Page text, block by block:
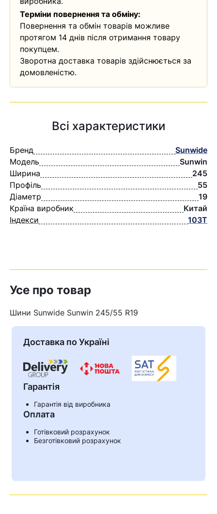
Кошик
Ваш номер надіслано.
Терміни повернення та обміну:
Повернення та обмін товарів можливе
протягом 14 днів після отримання товару
покупцем.
Зворотна доставка товарів здійснюється за
домовленістю.
Всі характеристики
Бренд
Sunwide
Модель
Sunwin
Ширина
245
Профіль
55
Діаметр
19
Країна виробник
Китай
Індекси
103T
Усе про товар
Шини Sunwide Sunwin 245/55 R19
Доставка по Україні
Гарантія
Гарантія від виробника
Оплата
Готівковий розрахунок
Безготівковий розрахунок